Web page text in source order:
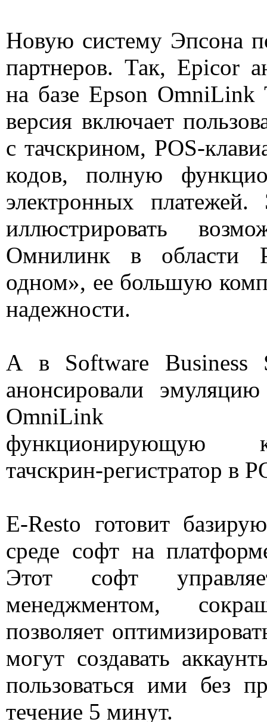
Новую систему Эпсона
партнеров. Так, Epicor
на базе Epson
версия включает
с тачскрином, POS-
кодов, полную
электронных
иллюстрировать
Омнилинк в области
одном», ее большую
надежности.
А в Software Business
анонсировали
OmniLink TM-
функционирующую
тачскрин-регистратор в
E-Resto готовит
среде софт на
Этот софт
менеджментом,
позволяет
могут создавать
пользоваться ими без
течение 5 минут.